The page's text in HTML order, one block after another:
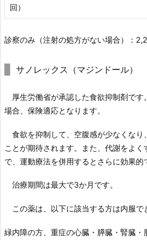
回）
診察のみ（注射の処方がない場合）：
サノレックス（マジンドール）
厚生労働省が承認した食欲抑制剤です
場合、保険適応となります。
食欲を抑制して、空腹感が少なくなり
ことが期待されます。また、代謝をよく
で、運動療法を併用するとさらに効果的
治療期間は最大で3か月です。
この薬は、以下に該当する方は内服で
緑内障の方、重症の心臓・膵臓・腎臓・